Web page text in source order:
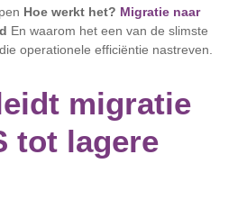
Hoe werkt het? Migratie naar
En waarom het een van de slimste
operationele efficiëntie nastreven.
migratie
tot lagere